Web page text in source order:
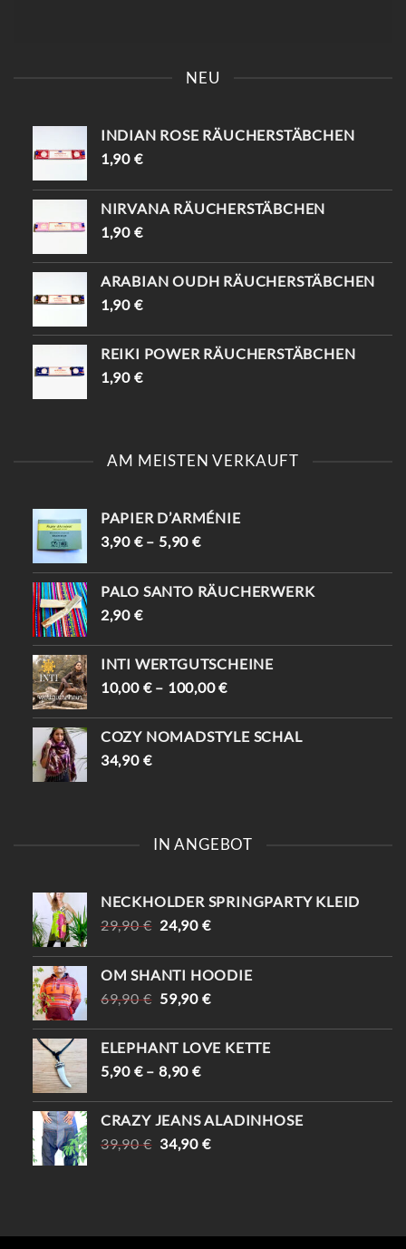
UF DICH (MIT „
INSTAGRAM“) 😉
#VINTAGESHOPVIENNA #
VINTAGEWIEN #
VINTAGESTOREVIENNA #
INTISHOPVIENNA #
ETHNOSTYLE
UND BEKOMMST -10%😍
📍KAISERSTRASSE 8, 1070 W
NEU
INDIAN ROSE RÄUCHERSTÄBCHEN
1,90 €
NIRVANA RÄUCHERSTÄBCHEN
1,90 €
ARABIAN OUDH RÄUCHERSTÄBCHEN
1,90 €
REIKI POWER RÄUCHERSTÄBCHEN
1,90 €
AM MEISTEN VERKAUFT
PAPIER D’ARMÉNIE
3,90 €– 5,90€
PALO SANTO RÄUCHERWERK
2,90 €
INTI WERTGUTSCHEINE
10,00 €– 100,00€
COZY NOMADSTYLE SCHAL
34,90 €
IN ANGEBOT
NECKHOLDER SPRINGPARTY KLEID
29,90€ URSPRÜNGLICHER
WAR:
29,90 €
24,90 €AKTUELLER
IST:
24,90 €.
OM SHANTI HOODIE
69,90€ URSPRÜNGLICHER
69,90 €
59,90 €AKTUELLER
59,90 €.
ELEPHANT LOVE KETTE
5,90 €–8,90€
CRAZY JEANS ALADINHOSE
39,90€ URSPRÜNGLICHER
34,90 €AKTUELLER